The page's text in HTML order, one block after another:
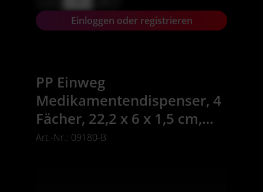
Einloggen oder registrieren
PP Einweg
Medikamentendispenser, 4
Fächer, 22,2 x 6 x 1,5 cm,
blau, Med-Comfort
Art.-Nr.: 09180-B